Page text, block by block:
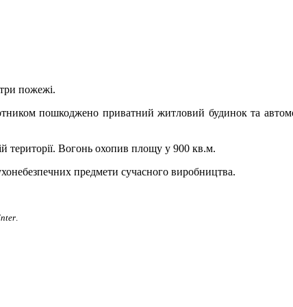
пожежі.
пошкоджено приватний житловий будинок та
території. Вогонь охопив площу у 900 кв.м.
предмети сучасного виробництва.